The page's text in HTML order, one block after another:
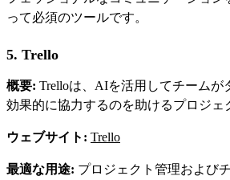
って必須のツールです。
5. Trello
概要: Trelloは、AIを活用してチームが
効果的に協力するのを助けるプロジェ
ウェブサイト: Trello
最適な用途: プロジェクト管理および